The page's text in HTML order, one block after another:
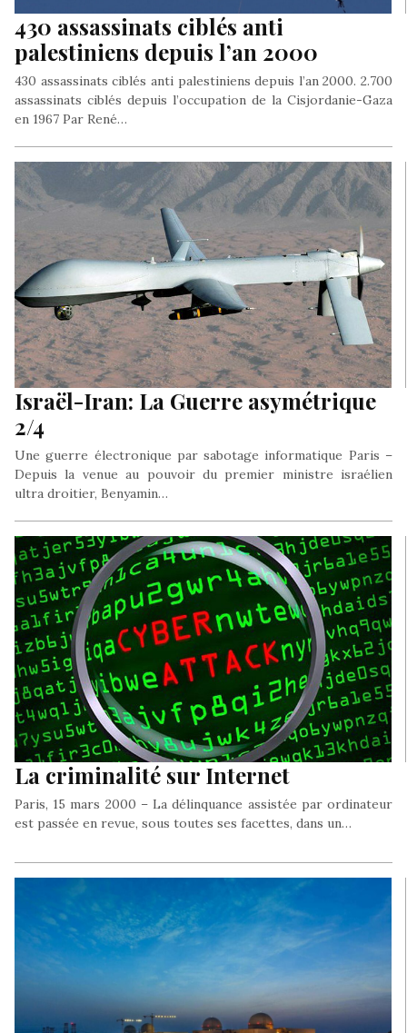
430 assassinats ciblés anti
palestiniens depuis l’an 2000
430 assassinats ciblés anti palestiniens depuis l’an 2000. 2.700
assassinats ciblés depuis l’occupation de la Cisjordanie-Gaza
en 1967 Par René…
Israël-Iran: La Guerre asymétrique
2/4
Une guerre électronique par sabotage informatique Paris –
Depuis la venue au pouvoir du premier ministre israélien
ultra droitier, Benyamin…
La criminalité sur Internet
Paris, 15 mars 2000 – La délinquance assistée par ordinateur
est passée en revue, sous toutes ses facettes, dans un…